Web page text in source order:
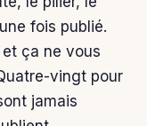
fois publié.
ça ne vous
vingt pour
jamais